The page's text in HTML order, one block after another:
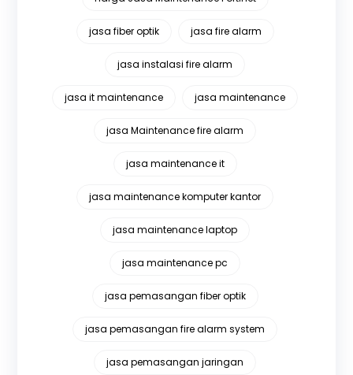
jasa fiber optik jasa fire alarm
jasa instalasi fire alarm
jasa it maintenance jasa maintenance
jasa Maintenance fire alarm
jasa maintenance it
jasa maintenance komputer kantor
jasa maintenance laptop
jasa maintenance pc
jasa pemasangan fiber optik
jasa pemasangan fire alarm system
jasa pemasangan jaringan